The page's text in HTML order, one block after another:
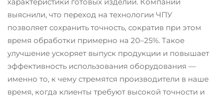
выяснили, что переход на технологии ЧПУ
позволяет сохранить точность, сократив при этом
время обработки примерно на 20–25%. Такое
улучшение ускоряет выпуск продукции и повышает
эффективность использования оборудования —
именно то, к чему стремятся производители в наше
время, когда клиенты требуют высокой точности и